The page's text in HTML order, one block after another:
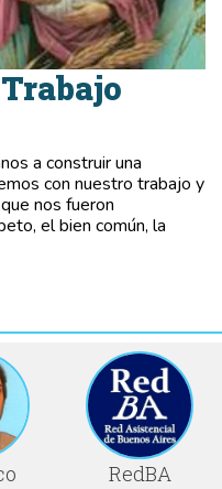
a construir una
con nuestro trabajo y
nos fueron
el bien común, la
RedBA